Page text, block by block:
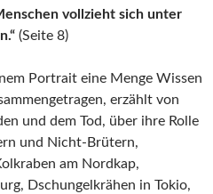
vollzieht sich unter
(Seite 8)
Portrait eine Menge Wissen
erzählt von
und dem Tod, über ihre Rolle
und Nicht-Brütern,
am Nordkap,
Dschungelkrähen in Tokio,